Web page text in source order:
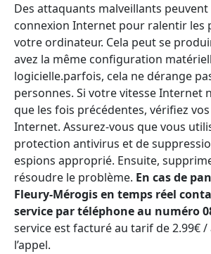
Des attaquants malveillants
connexion Internet pour ralentir les
votre ordinateur. Cela peut se
avez la même configuration
logicielle.parfois, cela ne dérange
personnes. Si votre vitesse Internet
que les fois précédentes, vérifiez
Internet. Assurez-vous que vous
protection antivirus et de
espions approprié. Ensuite,
résoudre le problème. En cas de
Fleury-Mérogis en temps réel
service par téléphone au numéro
service est facturé au tarif de 2.99€
l’appel.